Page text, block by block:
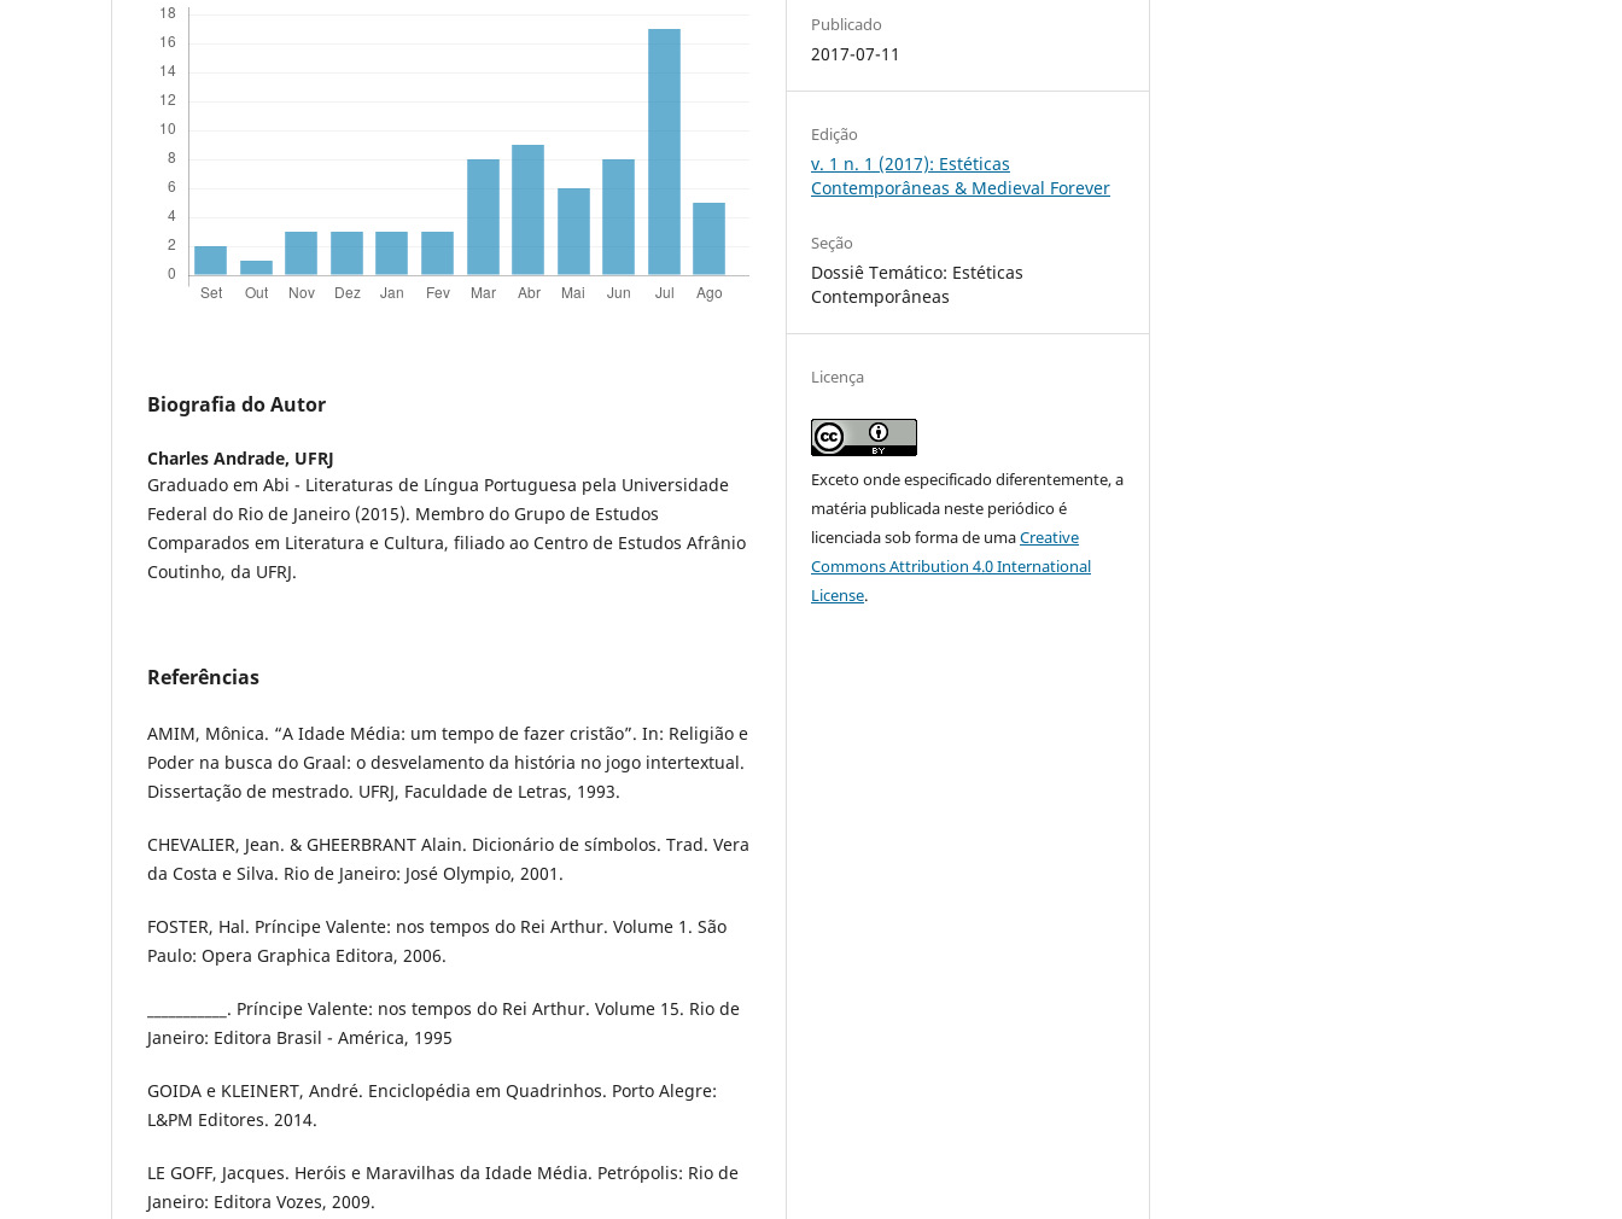
Biografia do Autor
Charles Andrade, UFRJ
Graduado em Abi - Literaturas de Língua Portuguesa pela Universidade
Federal do Rio de Janeiro (2015). Membro do Grupo de Estudos
Comparados em Literatura e Cultura, filiado ao Centro de Estudos Afrânio
Coutinho, da UFRJ.
Referências
AMIM, Mônica. “A Idade Média: um tempo de fazer cristão”. In: Religião e
Poder na busca do Graal: o desvelamento da história no jogo intertextual.
Dissertação de mestrado. UFRJ, Faculdade de Letras, 1993.
CHEVALIER, Jean. & GHEERBRANT Alain. Dicionário de símbolos. Trad. Vera
da Costa e Silva. Rio de Janeiro: José Olympio, 2001.
FOSTER, Hal. Príncipe Valente: nos tempos do Rei Arthur. Volume 1. São
Paulo: Opera Graphica Editora, 2006.
___________. Príncipe Valente: nos tempos do Rei Arthur. Volume 15. Rio de
Janeiro: Editora Brasil - América, 1995
GOIDA e KLEINERT, André. Enciclopédia em Quadrinhos. Porto Alegre:
L&PM Editores. 2014.
LE GOFF, Jacques. Heróis e Maravilhas da Idade Média. Petrópolis: Rio de
Janeiro: Editora Vozes, 2009.
Publicado
2017-07-11
Edição
v. 1 n. 1 (2017): Estéticas
Contemporâneas & Medieval Forever
Seção
Dossiê Temático: Estéticas
Contemporâneas
Licença
Exceto onde especificado diferentemente, a
matéria publicada neste periódico é
licenciada sob forma de umaCreative
Commons Attribution 4.0 International
License.